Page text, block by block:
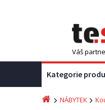
Váš
Kategorie
NÁBYTEK